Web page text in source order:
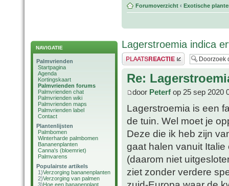
NAVIGATIE
Palmvrienden
Startpagina
Agenda
Kortingskaart
Palmvrienden forums
Palmvrienden chat
Palmvrienden wiki
Palmvrienden maps
Palmvrienden label
Contact
Plantenlijsten
Palmbomen
Winterharde palmbomen
Bananenplanten
Canna's (bloemriet)
Palmvarens
Populairste artikels
1)Verzorging bananenplanten
2)Verzorging van palmen
3)Hoe een bananenplant
Forumoverzicht ‹ Exotische
Lagerstroemia indica
Plaats een reactie
Re:
door Peterf op 25 sep 2020
Lagerstroemia is een
de tuin. Wel moet je
Deze die ik heb zijn
gaat halen vanuit
(daarom niet
ziet zonder verdere